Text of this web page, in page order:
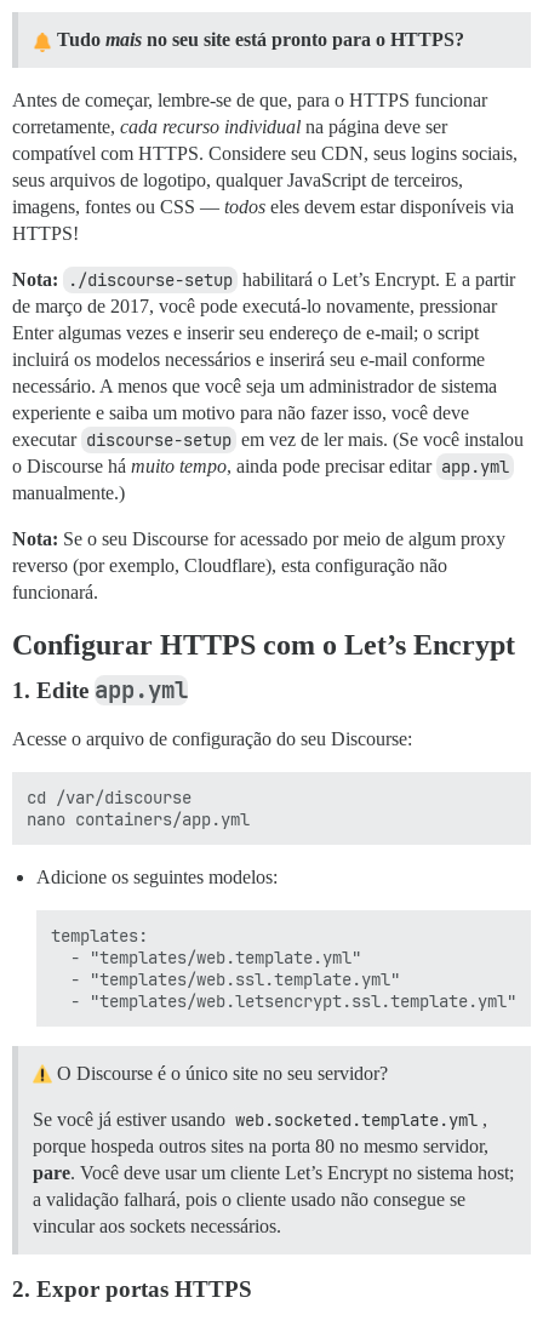
Tudo mais no seu site está pronto para o HTTPS?
Antes de começar, lembre-se de que, para o HTTPS funcionar
corretamente, cada recurso individual na página deve ser
compatível com HTTPS. Considere seu CDN, seus logins sociais,
seus arquivos de logotipo, qualquer JavaScript de terceiros,
imagens, fontes ou CSS — todos eles devem estar disponíveis via
HTTPS!
Nota: ./discourse-setup habilitará o Let’s Encrypt. E a partir
de março de 2017, você pode executá-lo novamente, pressionar
Enter algumas vezes e inserir seu endereço de e-mail; o script
incluirá os modelos necessários e inserirá seu e-mail conforme
necessário. A menos que você seja um administrador de sistema
experiente e saiba um motivo para não fazer isso, você deve
executar discourse-setup em vez de ler mais. (Se você instalou
o Discourse há muito tempo, ainda pode precisar editar app.yml
manualmente.)
Nota: Se o seu Discourse for acessado por meio de algum proxy
reverso (por exemplo, Cloudflare), esta configuração não
funcionará.
Configurar HTTPS com o Let’s Encrypt
1. Edite app.yml
Acesse o arquivo de configuração do seu Discourse:
cd /var/discourse
Adicione os seguintes modelos:
templates:
  - "templates/web.template.yml"
  - "templates/web.ssl.template.yml"
O Discourse é o único site no seu servidor?
Se você já estiver usando web.socketed.template.yml ,
porque hospeda outros sites na porta 80 no mesmo servidor,
pare. Você deve usar um cliente Let’s Encrypt no sistema host;
a validação falhará, pois o cliente usado não consegue se
vincular aos sockets necessários.
2. Expor portas HTTPS